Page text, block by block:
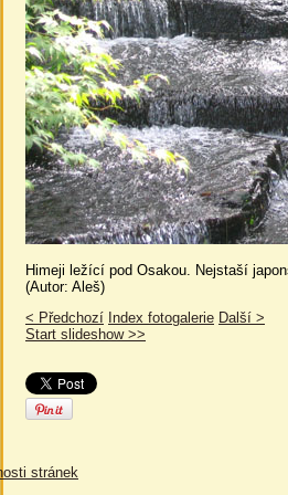
Himeji ležící pod Osakou. Nejstaší
(Autor: Aleš)
< Předchozí Index fotogalerie Další >
Start slideshow >>